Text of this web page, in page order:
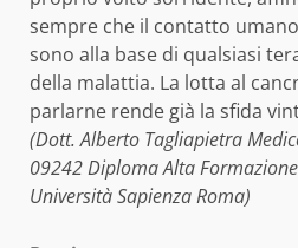
sempre che il contatto
sono alla base di qualsiasi
della malattia. La lotta al
parlarne rende già la sfida
(Dott. Alberto Tagliapietra
09242 Diploma Alta
Università Sapienza Roma)